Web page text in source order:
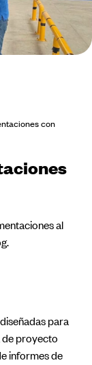
con
al
para
de proyecto
informes de